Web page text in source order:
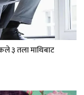
३ तला माथिबाट